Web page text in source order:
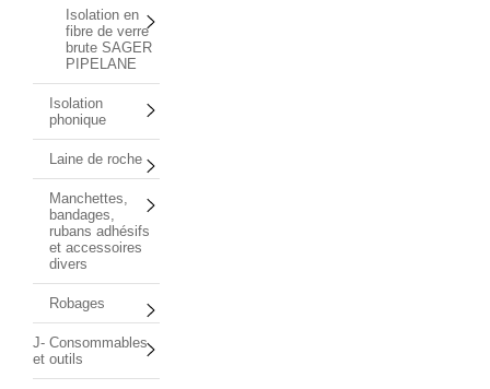
Isolation en
fibre de verre
brute SAGER
PIPELANE
Isolation
phonique
Laine de roche
Manchettes,
bandages,
rubans adhésifs
et accessoires
divers
Robages
J- Consommables
et outils